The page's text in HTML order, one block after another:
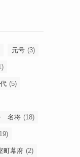
元号 (3)
(5)
名将 (18)
町幕府 (2)